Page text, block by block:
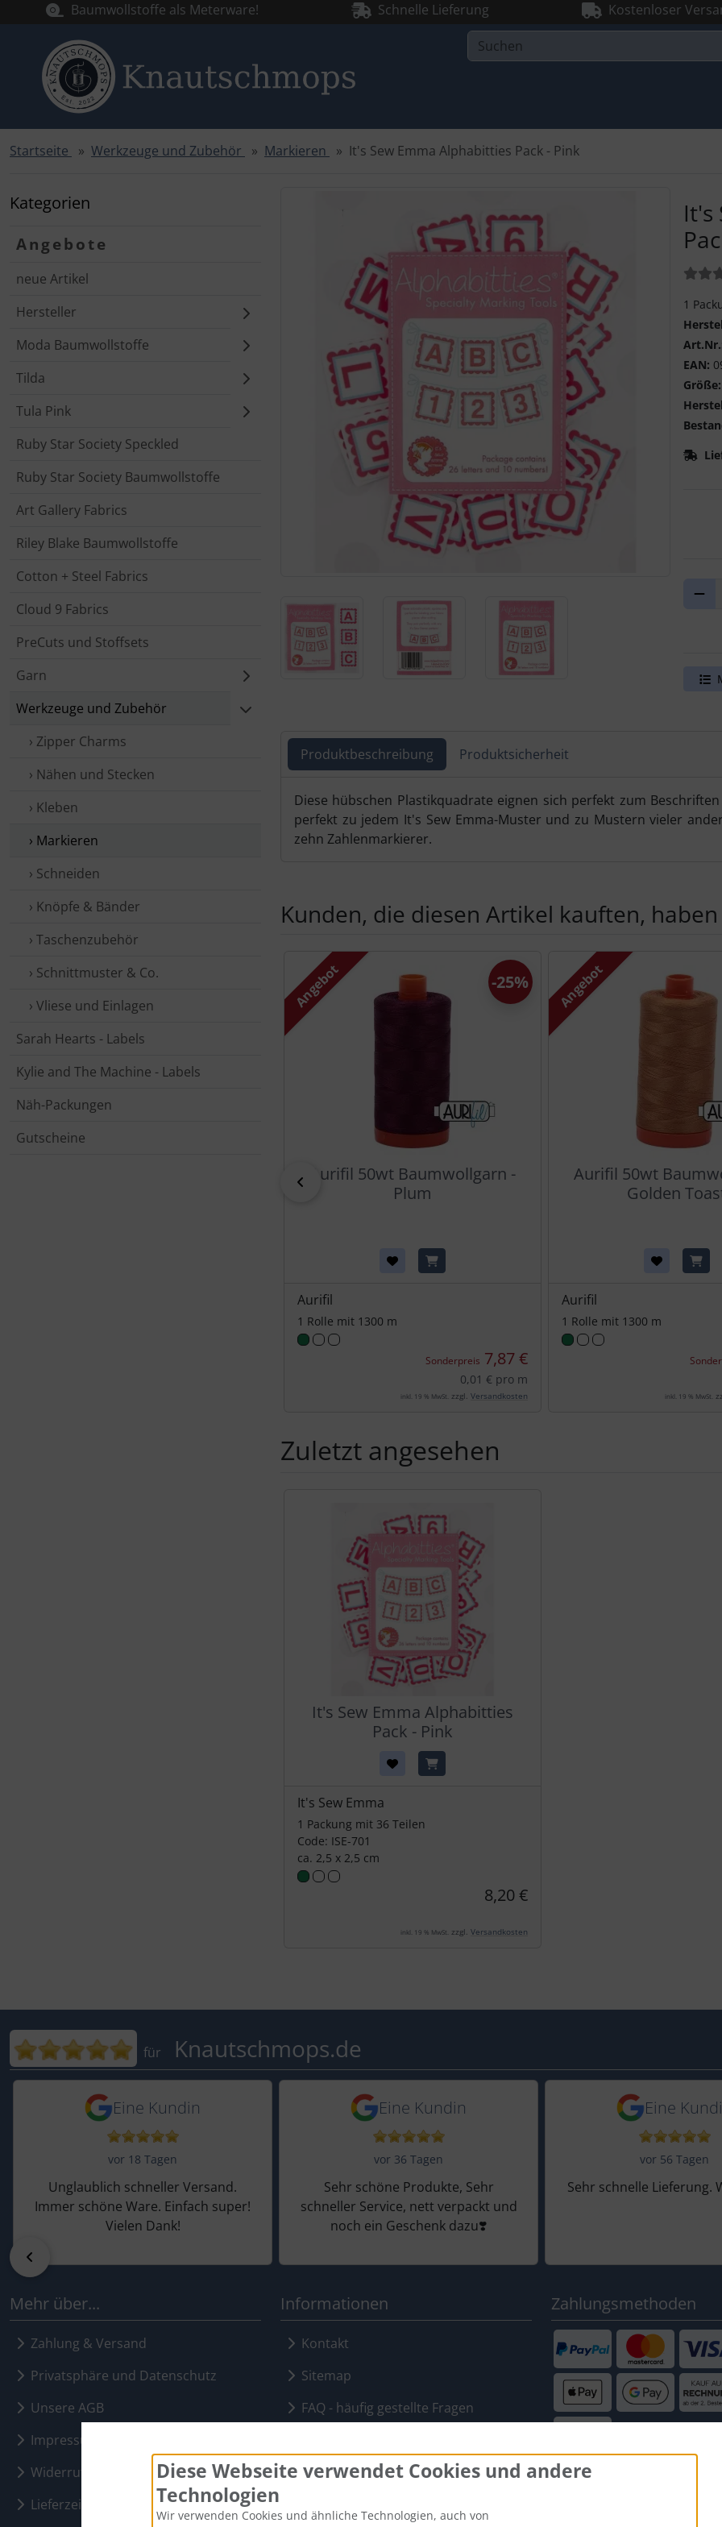
Sprungnavigation
Springe zur Navigation
Springe zum Button für Einstellungen
Springe zu den allgemeinen Informationen
Baumwollstoffe als Meterware! Schnelle Lieferung Kostenloser
Startseite Werkzeuge und Zubehör Markieren It's Sew Emma Alphabitties Pack - Pink
Kategorien
Angebote
neue Artikel
Hersteller
Moda Baumwollstoffe
Tilda
Tula Pink
Ruby Star Society Speckled
Ruby Star Society Baumwollstoffe
Art Gallery Fabrics
Riley Blake Baumwollstoffe
Cotton + Steel Fabrics
Cloud 9 Fabrics
PreCuts und Stoffsets
Garn
Werkzeuge und Zubehör
› Zipper Charms
› Nähen und Stecken
› Kleben
› Markieren
› Schneiden
› Knöpfe & Bänder
› Taschen­zubehör
› Schnittmuster & Co.
› Vliese und Einlagen
Sarah Hearts - Labels
Kylie and The Machine - Labels
Näh-Packungen
Gutscheine
It's
1
EAN:
Größe:
Produktbeschreibung Produktsicherheit
Produktbeschreibung
Diese hübschen Plastikquadrate eignen sich perfekt zum
perfekt zu jedem It's Sew Emma-Muster und zu Mustern vieler
zehn Zahlenmarkierer.
Kunden, die diesen Artikel kauften,
Es folgt ein Produktslider - navigieren Sie mit der Tab-Taste zu den
zurück
Angebot
Aurifil 50wt Baumwollgarn -
Plum
Aurifil
1 Rolle mit 1300 m
Sonderpreis 7,87 €
-25%
0,01 € pro m
inkl. 19 % MwSt. zzgl. Versandkosten
Angebot
Aurifil 50wt
Golden
Aurifil
1 Rolle mit 1300 m
inkl. 19 % MwSt.
Zuletzt angesehen
It's Sew Emma Alphabitties
Pack - Pink
It's Sew Emma
1 Packung mit 36 Teilen
Code: ISE-701
ca. 2,5 x 2,5 cm
8,20 €
inkl. 19 % MwSt. zzgl. Versandkosten
Bewertungen für Knautschmops.de: 5,0 von 5 Sternen
für Knautschmops.de
5 von 5 Sternen von einer Kundin vor 18 Tagen
Eine Kundin
vor 18 Tagen
Unglaublich schneller Versand.
Immer schöne Ware. Einfach super!
Vielen Dank!
5 von 5 Sternen von einer Kundin vor 36
Eine Kundin
vor 36 Tagen
Sehr schöne Produkte, Sehr
schneller Service, nett verpackt und
noch ein Geschenk dazu❣️
5 von 5Eine
vor 56 Tagen
Sehr schnelle Lieferung.
Mehr über...
Zahlung & Versand
Privatsphäre und Datenschutz
Unsere AGB
Impressum
Widerrufsrecht & Widerrufsformular
Lieferzeit
Informationen
Kontakt
Sitemap
FAQ - häufig gestellte Fragen
Zahlungsmethoden
Diese Webseite verwendet Cookies und andere
Technologien
Wir verwenden Cookies und ähnliche Technologien, auch von